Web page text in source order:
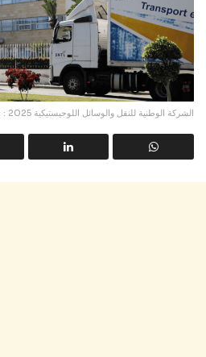
الشركة الوطنية للنقل والوسائل اللوجيستيكية 2025 : مباراة توظيف 3 مناصب